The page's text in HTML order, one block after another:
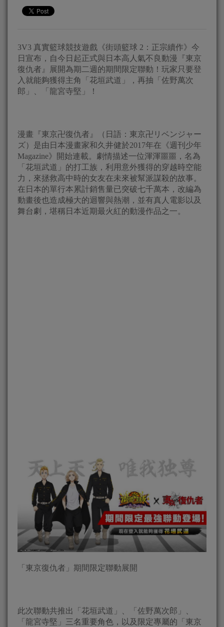
3V3 真實籃球競技遊戲《街頭籃球 2：正宗續作》今
日宣布，自今日起正式與日本高人氣不良動漫『東京
復仇者』展開為期二週的期間限定聯動！玩家只要登
入就能夠獲得主角「花垣武道」，再抽「佐野萬次
郎」、「龍宮寺堅」！
漫畫『東京卍復仇者』（日語：東京卍リベンジャー
ズ）是由日本漫畫家和久井健於2017年在《週刊少年
Magazine》開始連載。劇情描述一位渾渾噩噩，名為
「花垣武道」的打工族，利用意外獲得的穿越時空能
力，來拯救高中時的女友在未來被幫派謀殺的故事。
在日本的單行本累計銷售量已突破七千萬本，改編為
動畫後也造成極大的迴響與熱潮，並有真人電影以及
舞台劇，堪稱日本近期最火紅的動漫作品之一。
「東京復仇者」期間限定聯動展開
此次聯動共推出「花垣武道」、「佐野萬次郎」、
「龍宮寺堅」三名重要角色，以及限定專屬的「東京